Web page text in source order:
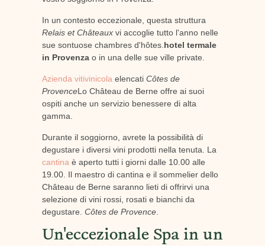
In un contesto eccezionale, questa struttura
Relais et Châteauxvi accoglie tutto l'anno nelle
sue sontuose chambres d'hôtes. hotel termale
in Provenzao in una delle sue ville private.
Azienda vitivinicola elencati Côtes de
ProvenceLo Château de Berne offre ai suoi
ospiti anche un servizio benessere di alta
gamma.
Durante il soggiorno, avrete la possibilità di
degustare i diversi vini prodotti nella tenuta. La
cantina è aperto tutti i giorni dalle 10.00 alle
19.00. Il maestro di cantina e il sommelier dello
Château de Berne saranno lieti di offrirvi una
selezione di vini rossi, rosati e bianchi da
degustare. Côtes de Provence.
Un'eccezionale Spa in un